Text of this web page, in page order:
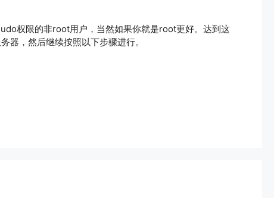
权限的非root用户，当然如果你就是root更好。达到这
器，然后继续按照以下步骤进行。